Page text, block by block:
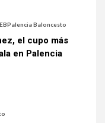
Palencia Baloncesto
el cupo más
en Palencia